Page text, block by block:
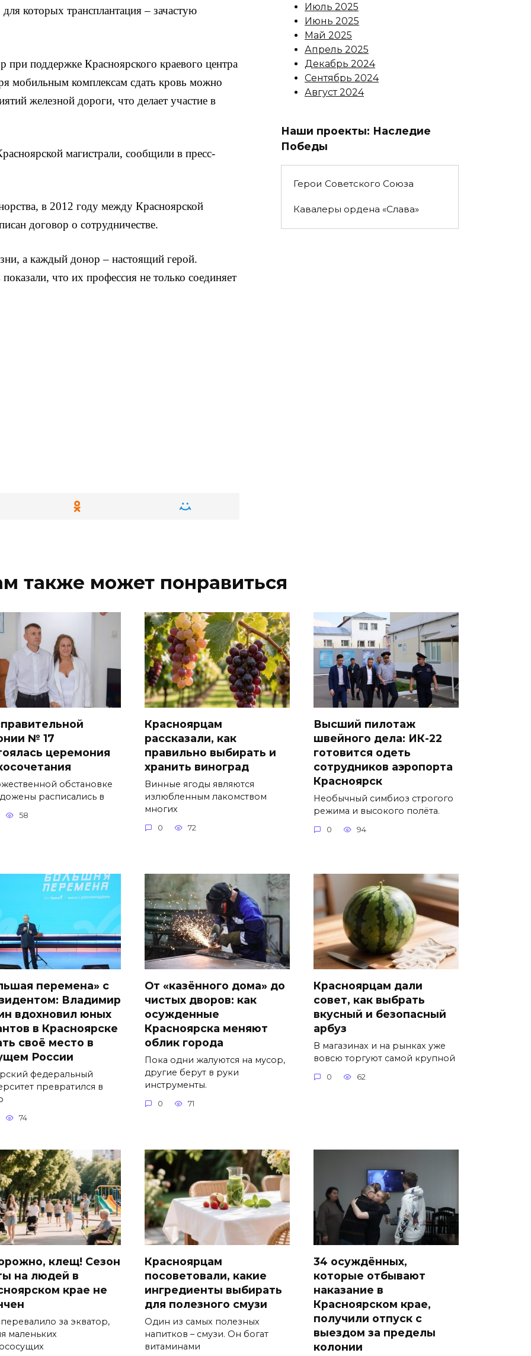
которых трансплантация – зачастую
при поддержке Красноярского краевого центра
мобильным комплексам сдать кровь можно
железной дороги, что делает участие в
магистрали, сообщили в пресс-
в 2012 году между Красноярской
договор о сотрудничестве.
а каждый донор – настоящий герой.
что их профессия не только соединяет
Июль 2025
Июнь 2025
Май 2025
Апрель 2025
Декабрь 2024
Сентябрь 2024
Август 2024
Наши проекты: Наследие
Победы
Герои Советского Союза
Кавалеры ордена «Слава»
также может понравиться
№ 17
церемония
обстановке
расписались в
58
Красноярцам
рассказали, как
правильно выбирать и
хранить виноград
Винные ягоды являются
излюбленным лакомством
многих
0 72
Высший пилотаж
швейного дела: ИК-22
готовится одеть
сотрудников аэропорта
Красноярск
Необычный симбиоз строгого
режима и высокого полёта.
0 94
перемена» с
Владимир
вдохновил юных
в Красноярске
своё место в
России
федеральный
превратился в
74
От «казённого дома» до
чистых дворов: как
осужденные
Красноярска меняют
облик города
Пока одни жалуются на мусор,
другие берут в руки
инструменты.
0 71
Красноярцам дали
совет, как выбрать
вкусный и безопасный
арбуз
В магазинах и на рынках уже
вовсю торгуют самой крупной
0 62
клещ! Сезон
на людей в
крае не
за экватор,
маленьких
Красноярцам
посоветовали, какие
ингредиенты выбирать
для полезного смузи
Один из самых полезных
напитков – смузи. Он богат
витаминами
34 осуждённых,
которые отбывают
наказание в
Красноярском крае,
получили отпуск с
выездом за пределы
колонии